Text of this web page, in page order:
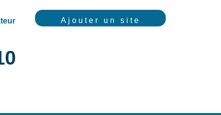
Ajouter un site